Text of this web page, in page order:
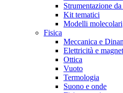
Strumentazione
Kit tematici
Modelli molecolari
Fisica
Meccanica e
Elettricità e
Ottica
Vuoto
Termologia
Suono e onde